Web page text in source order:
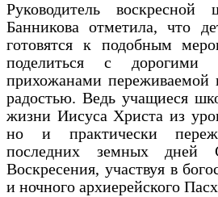
Руководитель
Банникова отметила, что
готовятся к подобным
поделиться с дорогими
прихожанами переживаемой
радостью. Ведь учащиеся
жизни Иисуса Христа из
но и практически
последних земных дней
Воскресения, участвуя в
и ночного архиерейского